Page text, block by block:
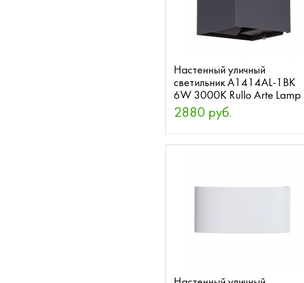
Настенный уличный
светильник A1414AL-1BK
6W 3000K Rullo Arte Lamp
2880 руб.